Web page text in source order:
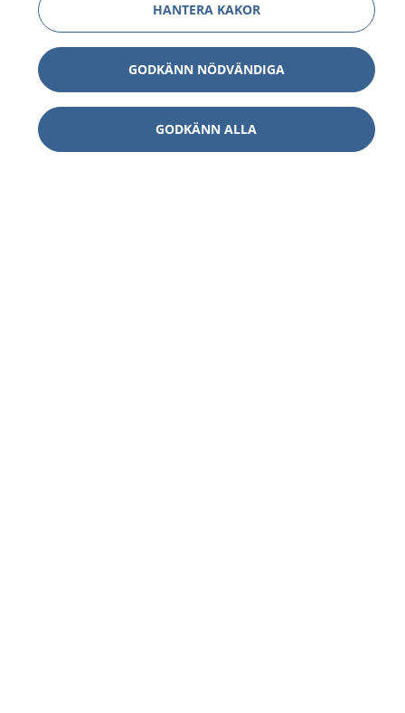
HANTERA KAKOR
GODKÄNN NÖDVÄNDIGA
GODKÄNN ALLA